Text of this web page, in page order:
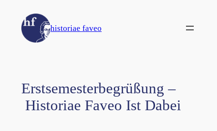
Inhalt
springen
historiae faveo
Erstsemesterbegrüßung –
Historiae Faveo Ist Dabei